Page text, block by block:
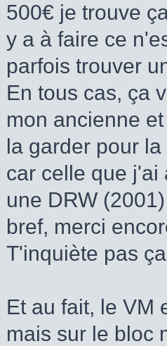
500€ je trouve
y a à faire ce
parfois trouver
En tous cas, ça
mon ancienne
la garder pour
car celle que j'ai
une DRW
bref, merci
T'inquiète pas
Et au fait, le VM
mais sur le bloc